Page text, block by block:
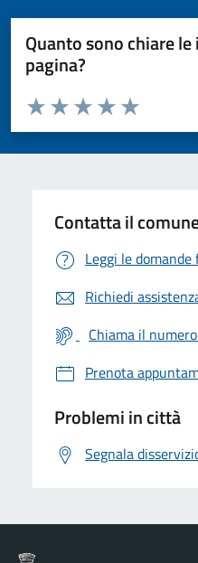
Quanto sono chiare
pagina?
Valuta da 1 a 5 stelle la pagina
Valuta 5
Valuta 4 stelle
Valuta 3 stelle su 5
Valuta 2 stelle su 5
Valuta 1 stelle su 5
Contatta il
Leggi le
Richiedi
Chiama il
Prenota
Problemi in città
Segnala